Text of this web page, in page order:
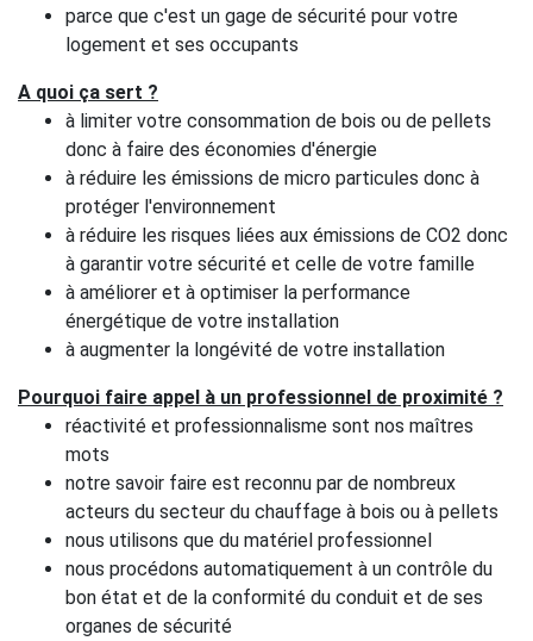
parce que c'est un gage de sécurité pour votre
logement et ses occupants
A quoi ça sert ?
à limiter votre consommation de bois ou de pellets
donc à faire des économies d'énergie
à réduire les émissions de micro particules donc à
protéger l'environnement
à réduire les risques liées aux émissions de CO2 donc
à garantir votre sécurité et celle de votre famille
à améliorer et à optimiser la performance
énergétique de votre installation
à augmenter la longévité de votre installation
Pourquoi faire appel à un professionnel de proximité ?
réactivité et professionnalisme sont nos maîtres
mots
notre savoir faire est reconnu par de nombreux
acteurs du secteur du chauffage à bois ou à pellets
nous utilisons que du matériel professionnel
nous procédons automatiquement à un contrôle du
bon état et de la conformité du conduit et de ses
organes de sécurité